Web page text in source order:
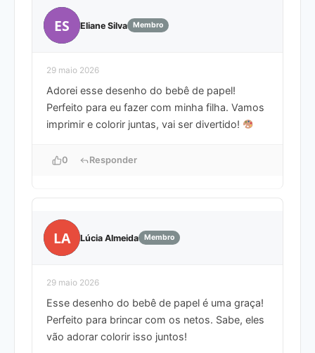
ES Eliane Silva Membro
29 maio 2026
Adorei esse desenho do bebê de papel!
Perfeito para eu fazer com minha filha. Vamos
imprimir e colorir juntas, vai ser divertido!
0 Responder
LA Lúcia Almeida Membro
29 maio 2026
Esse desenho do bebê de papel é uma graça!
Perfeito para brincar com os netos. Sabe, eles
vão adorar colorir isso juntos!